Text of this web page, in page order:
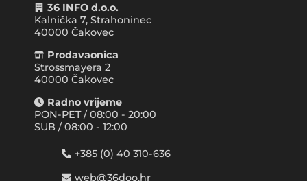
36 INFO d.o.o.
Kalnička 7, Strahoninec
40000 Čakovec
Prodavaonica
Strossmayera 2
40000 Čakovec
Radno vrijeme
PON-PET / 08:00 - 20:00
SUB / 08:00 - 12:00
+385 (0) 40 310-636
web@36doo.hr